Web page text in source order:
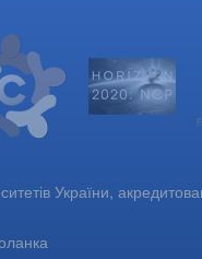
України,